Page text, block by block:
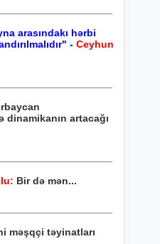
arasındakı hərbi
- Ceyhun
dinamikanın artacağı
Bir də mən...
məşqçi təyinatları